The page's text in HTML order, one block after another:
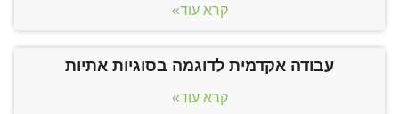
קרא עוד»
עבודה אקדמית לדוגמה בסוגיות אתיות
קרא עוד»